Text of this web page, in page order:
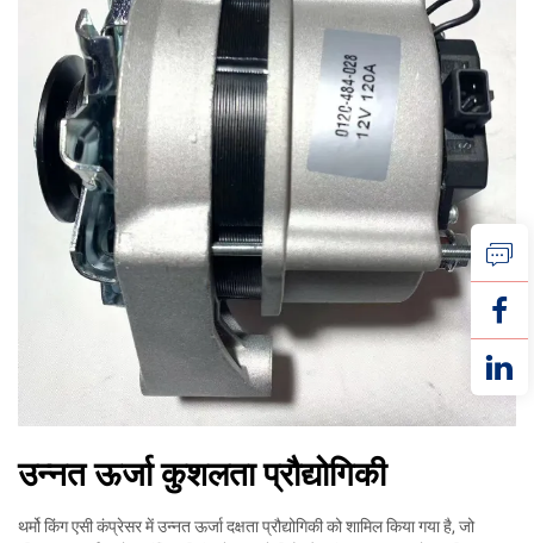
उन्नत ऊर्जा कुशलता प्रौद्योगिकी
थर्मो किंग एसी कंप्रेसर में उन्नत ऊर्जा दक्षता प्रौद्योगिकी को शामिल किया गया है, जो